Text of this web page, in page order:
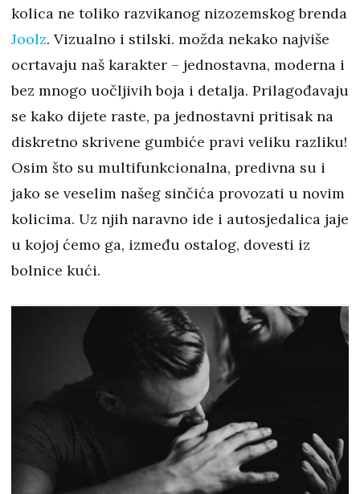
kolica ne toliko razvikanog nizozemskog brenda
Joolz. Vizualno i stilski. možda nekako najviše
ocrtavaju naš karakter – jednostavna, moderna i
bez mnogo uočljivih boja i detalja. Prilagođavaju
se kako dijete raste, pa jednostavni pritisak na
diskretno skrivene gumbiće pravi veliku razliku!
Osim što su multifunkcionalna, predivna su i
jako se veselim našeg sinčića provozati u novim
kolicima. Uz njih naravno ide i autosjedalica jaje
u kojoj ćemo ga, između ostalog, dovesti iz
bolnice kući.